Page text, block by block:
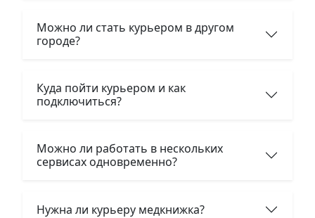
Можно ли стать курьером в другом
городе?
Куда пойти курьером и как
подключиться?
Можно ли работать в нескольких
сервисах одновременно?
Нужна ли курьеру медкнижка?